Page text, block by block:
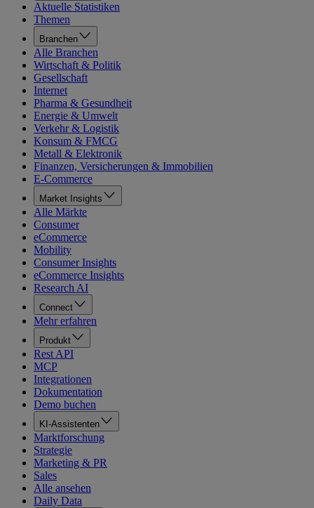
Aktuelle Statistiken
Themen
Branchen
Alle Branchen
Wirtschaft & Politik
Gesellschaft
Internet
Pharma & Gesundheit
Energie & Umwelt
Verkehr & Logistik
Konsum & FMCG
Metall & Elektronik
Finanzen, Versicherungen & Immobilien
E-Commerce
Market Insights
Alle Märkte
Consumer
eCommerce
Mobility
Consumer Insights
eCommerce Insights
Research AI
Connect
Mehr erfahren
Produkt
Rest API
MCP
Integrationen
Dokumentation
Demo buchen
KI-Assistenten
Marktforschung
Strategie
Marketing & PR
Sales
Alle ansehen
Daily Data